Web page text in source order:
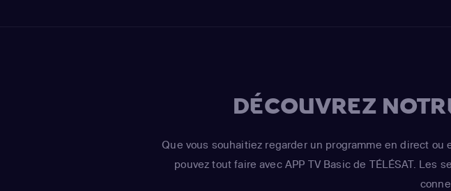
DÉCOUVREZ
Que vous souhaitiez regarder un programme en direct ou
pouvez tout faire avec APP TV Basic de TÉLÉSAT.